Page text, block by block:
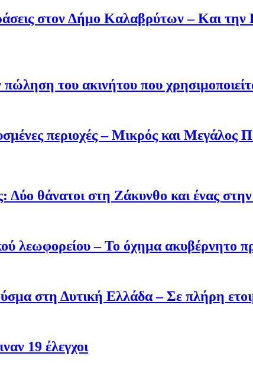
στον Δήμο Καλαβρύτων – Και
του ακινήτου που
περιοχές – Μικρός και Μεγάλος
Δύο θάνατοι στη Ζάκυνθο και ένας στην
λεωφορείου – Το όχημα ακυβέρνητο
στη Δυτική Ελλάδα – Σε πλήρη
19 έλεγχοι